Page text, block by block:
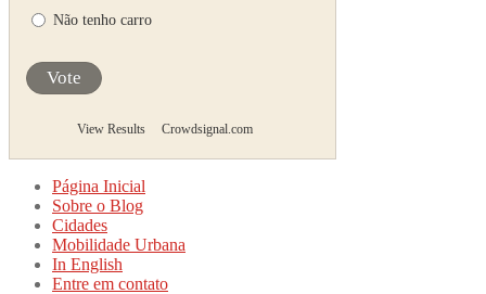
Não tenho carro
Vote
View Results Crowdsignal.com
Página Inicial
Sobre o Blog
Cidades
Mobilidade Urbana
In English
Entre em contato